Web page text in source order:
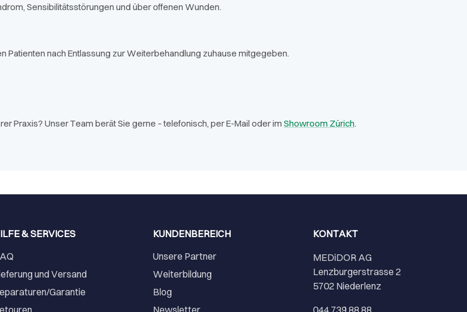
Sensibilitätsstörungen und über offenen Wunden.
Patienten nach Entlassung zur Weiterbehandlung zuhause mitgegeben.
Praxis? Unser Team berät Sie gerne – telefonisch, per E-Mail oder im Showroom Zürich.
& SERVICES
und Versand
Garantie
KUNDENBEREICH
Unsere Partner
Weiterbildung
Blog
Newsletter
KONTAKT
MEDiDOR AG
Lenzburgerstrasse 2
5702 Niederlenz
044 739 88 88